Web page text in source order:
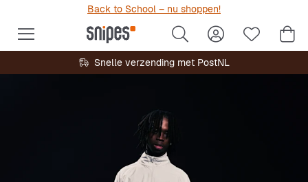
Back to School – nu shoppen!
Snelle verzending met PostNL